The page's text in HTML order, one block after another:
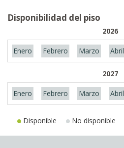
Disponibilidad del piso
2026
Enero Febrero Marzo Abril
2027
Enero Febrero Marzo Abril
Disponible No disponible